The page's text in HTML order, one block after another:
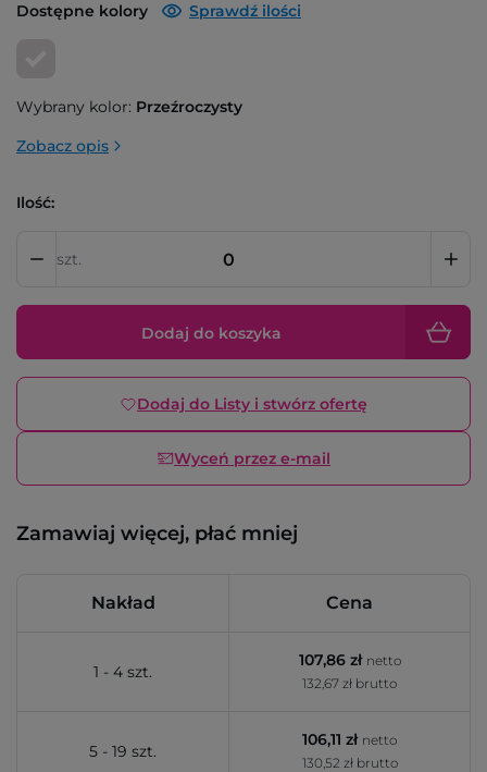
Dostępne kolory Sprawdź ilości
Wybrany kolor: Przeźroczysty
Zobacz opis
Ilość:
szt.
Dodaj do koszyka
Dodaj do Listy i stwórz ofertę
Wyceń przez e-mail
Zamawiaj więcej, płać mniej
Nakład Cena
1 - 4 szt.
107,86 zł netto
132,67 zł brutto
5 - 19 szt.
106,11 zł netto
130,52 zł brutto